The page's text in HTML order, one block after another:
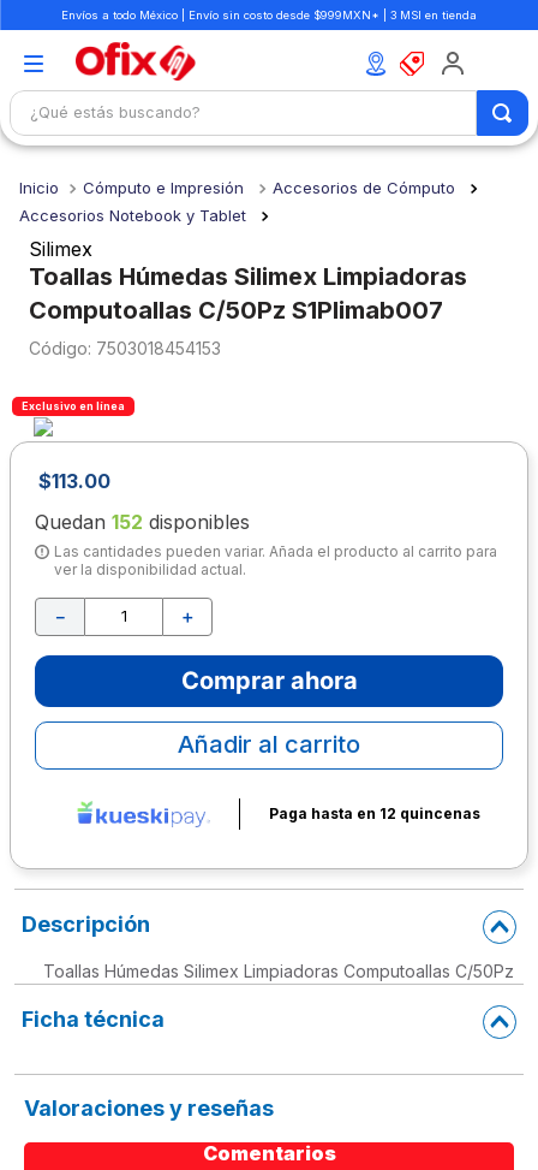
Envíos a todo México | Envío sin costo desde $999MXN* | 3 MSI en tienda
¿Qué estás buscando?
Cómputo e Impresión
Accesorios de Cómputo
Accesorios Notebook y Tablet
Silimex
Toallas Húmedas Silimex Limpiadoras
Computoallas C/50Pz S1Plimab007
: 7503018454153
Exclusivo en línea
$113.00
Quedan 152 disponibles
Las cantidades pueden variar. Añada el producto al carrito para
ver la disponibilidad actual.
＋
－
Comprar ahora
Añadir al carrito
Paga hasta en 12 quincenas
Descripción
Toallas Húmedas Silimex Limpiadoras Computoallas C/50Pz
Ficha técnica
Valoraciones y reseñas
Comentarios
1.
mochilas
2.
3 .
cuaderno
4.
cuadernos
colores
6.
boligrafo
7.
escritorio
8.
sacapuntas
9.
lapiz
escolar